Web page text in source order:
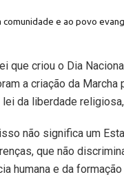
e ao povo
que criou o Dia
a criação da
da liberdade
não significa um
que não
humana e da